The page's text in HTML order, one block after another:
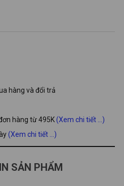
hàng và đổi trả
hàng từ 495K(Xem chi tiết ...)
(Xem chi tiết ...)
SẢN PHẨM